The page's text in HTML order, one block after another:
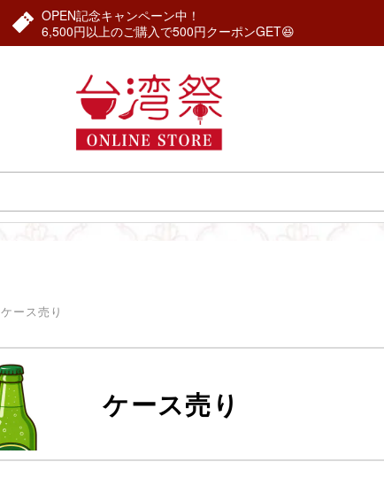
OPEN記念キャンペーン中！
6,500円以上のご購入で500円クーポンGET😆
ケース売り
ケース売り